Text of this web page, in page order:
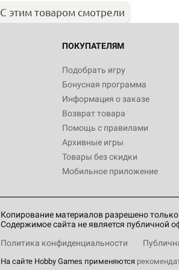
С этим товаром смотрели
ПОКУПАТЕЛЯМ
Подобрать игру
Бонусная программа
Информация о заказе
Возврат товара
Помощь с правилами
Архивные игры
Товары без скидки
Мобильное приложение
Копирование материалов разрешено
Содержимое сайта не является публичной
Политика конфиденциальности
На сайте Hobby Games применяются